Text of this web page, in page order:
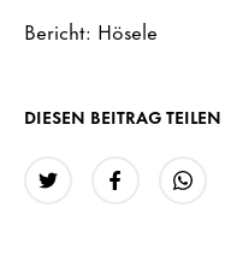
Bericht: Hösele
DIESEN BEITRAG TEILEN